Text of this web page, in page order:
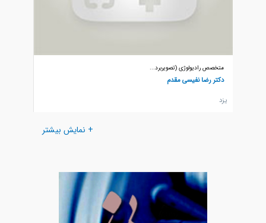
متخصص رادیولوژی (تصویربرد...
دکتر رضا نفیسی مقدم
يزد
+ نمایش بیشتر